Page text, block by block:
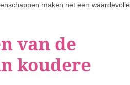
maken het een waardevolle
van de
koudere